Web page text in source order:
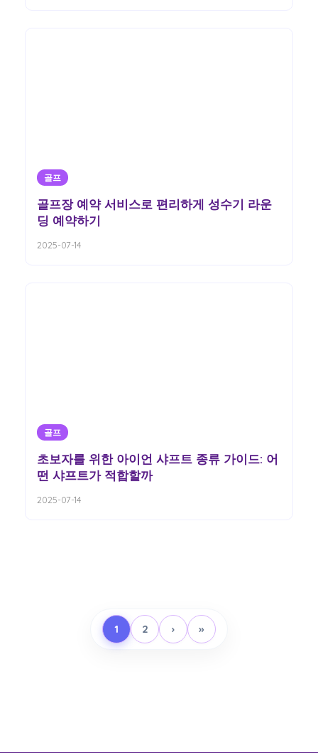
골프
골프장 예약 서비스로 편리하게 성수기 라운
딩 예약하기
2025-07-14
골프
초보자를 위한 아이언 샤프트 종류 가이드: 어
떤 샤프트가 적합할까
2025-07-14
1 2 › »